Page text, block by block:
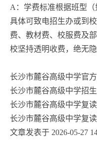
A：学费标准根据班型（
具体可致电招生办或到
费、教材费、校服费及
校坚持透明收费，绝无隐
长沙市麓谷高级中学官
长沙市麓谷高级中学招
长沙市麓谷高级中学复
长沙市麓谷高级中学复
文章发表于 2026-05-27